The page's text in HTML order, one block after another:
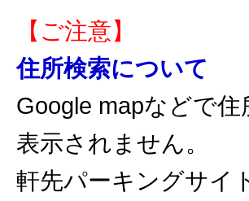
【ご注意】
住所検索について
Google mapなどで
表示されません。
軒先パーキングサイ